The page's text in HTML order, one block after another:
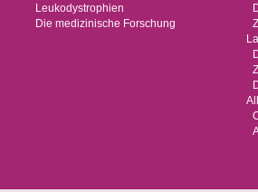
Leukodystrophien
Die medizinische Forschung